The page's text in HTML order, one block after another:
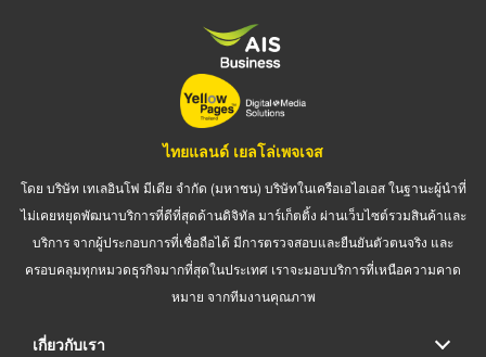
ไทยแลนด์ เยลโล่เพจเจส
โดย บริษัท เทเลอินโฟ มีเดีย จำกัด (มหาชน) บริษัทในเครือเอไอเอส ในฐานะผู้นำที่
ไม่เคยหยุดพัฒนาบริการที่ดีที่สุดด้านดิจิทัล มาร์เก็ตติ้ง ผ่านเว็บไซต์รวมสินค้าและ
บริการ จากผู้ประกอบการที่เชื่อถือได้ มีการตรวจสอบและยืนยันตัวตนจริง และ
ครอบคลุมทุกหมวดธุรกิจมากที่สุดในประเทศ เราจะมอบบริการที่เหนือความคาด
หมาย จากทีมงานคุณภาพ
เกี่ยวกับเรา